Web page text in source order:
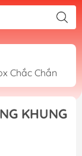
Chắc Chắn
KHUNG